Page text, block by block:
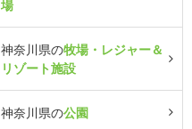
場
神奈川県の牧場・レジャー＆
リゾート施設
神奈川県の公園